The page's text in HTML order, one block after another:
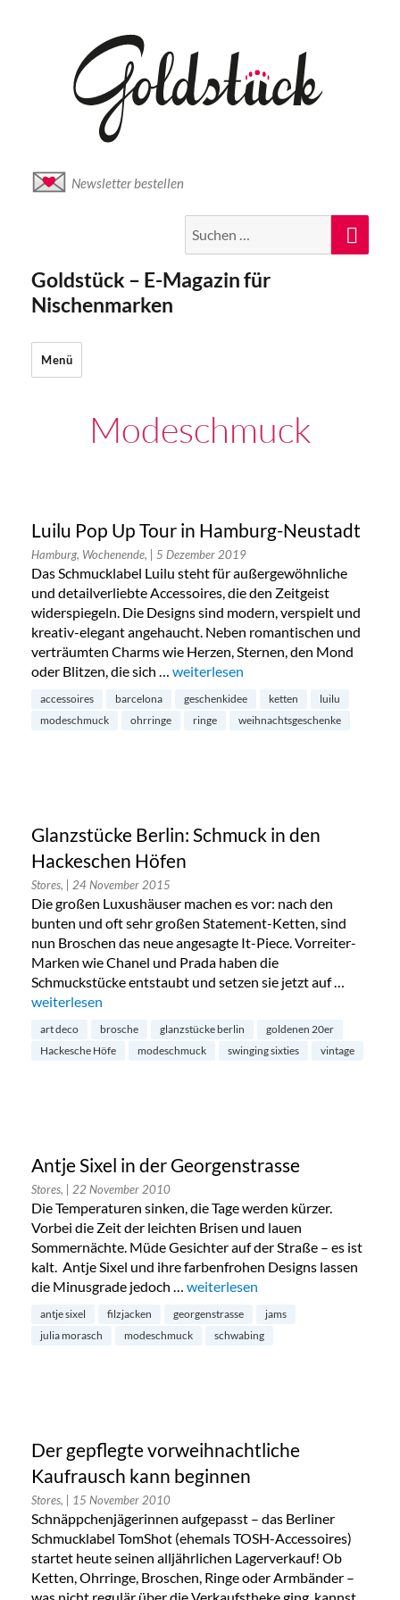
Newsletter bestellen
nach:
Goldstück – E-Magazin für
Nischenmarken
Menü
Modeschmuck
Luilu Pop Up Tour in Hamburg-Neustadt
Hamburg, Wochenende, | 5 Dezember 2019
Das Schmucklabel Luilu steht für außergewöhnliche
und detailverliebte Accessoires, die den Zeitgeist
widerspiegeln. Die Designs sind modern, verspielt und
kreativ-elegant angehaucht. Neben romantischen und
verträumten Charms wie Herzen, Sternen, den Mond
oder Blitzen, die sich … „Luilu Pop Up Tour in Hamburg-
weiterlesen
accessoires barcelona geschenkidee ketten
luilu
modeschmuck
ohrringe ringe weihnachtsgeschenke
Glanzstücke Berlin: Schmuck in den
Hackeschen Höfen
Stores, | 24 November 2015
Die großen Luxushäuser machen es vor: nach den
bunten und oft sehr großen Statement-Ketten, sind
nun Broschen das neue angesagte It-Piece. Vorreiter-
Marken wie Chanel und Prada haben die
Schmuckstücke entstaubt und setzen sie jetzt auf …
„Glanzstücke Berlin: Schmuck in den Hackeschen Höfen“
weiterlesen
art deco brosche glanzstücke berlin
goldenen 20er
Hackesche Höfe
modeschmuck swinging sixties vintage
Antje Sixel in der Georgenstrasse
Stores, | 22 November 2010
Die Temperaturen sinken, die Tage werden kürzer.
Vorbei die Zeit der leichten Brisen und lauen
Sommernächte. Müde Gesichter auf der Straße – es ist
kalt. Antje Sixel und ihre farbenfrohen Designs lassen
die Minusgrade jedoch … „Antje Sixel in der Georgenstrasse“
weiterlesen
antje sixel filzjacken georgenstrasse
jams
julia morasch
modeschmuck schwabing
Der gepflegte vorweihnachtliche
Kaufrausch kann beginnen
Stores, | 15 November 2010
Schnäppchenjägerinnen aufgepasst – das Berliner
Schmucklabel TomShot (ehemals TOSH-Accessoires)
startet heute seinen alljährlichen Lagerverkauf! Ob
Ketten, Ohrringe, Broschen, Ringe oder Armbänder –